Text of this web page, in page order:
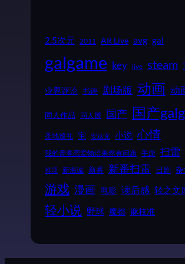
2.5次元 2011 AR Live avg gal
galgame key live steam
业界评论 书评 剧场版 动画 动
同人作品 同人展 国产 国产
圣地巡礼 宅 安达充 小说 心情
我的青春恋爱物语果然有问题 手游 扫雷
推理 新海诚 新番 新番扫雷 日剧 杂
游戏 漫画 电影 读后感 轻之文
轻小说 野球 魔都 麻枝准